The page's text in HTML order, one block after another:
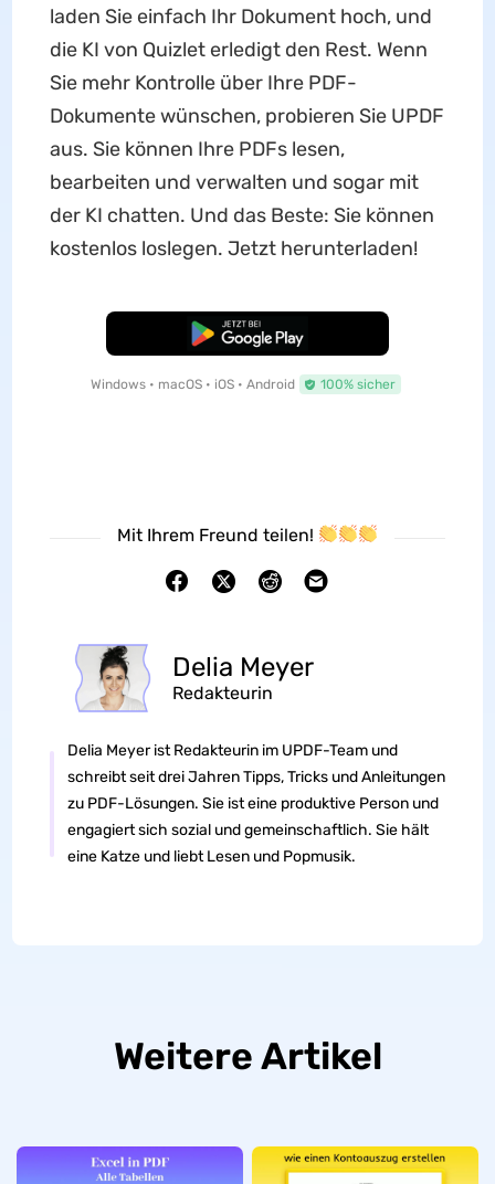
laden Sie einfach Ihr Dokument hoch, und
die KI von Quizlet erledigt den Rest. Wenn
Sie mehr Kontrolle über Ihre PDF-
Dokumente wünschen, probieren Sie UPDF
aus. Sie können Ihre PDFs lesen,
bearbeiten und verwalten und sogar mit
der KI chatten. Und das Beste: Sie können
kostenlos loslegen. Jetzt herunterladen!
Kostenloser Download
Windows • macOS • iOS • Android 100% sicher
Mit Ihrem Freund teilen!
Delia Meyer
Redakteurin
Delia Meyer ist Redakteurin im UPDF-Team und
schreibt seit drei Jahren Tipps, Tricks und Anleitungen
zu PDF-Lösungen. Sie ist eine produktive Person und
engagiert sich sozial und gemeinschaftlich. Sie hält
eine Katze und liebt Lesen und Popmusik.
Weitere Artikel